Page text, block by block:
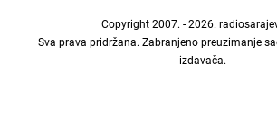
Copyright 2007. - 2026.
Sva prava pridržana. Zabranjeno preuzimanje
izdavača.